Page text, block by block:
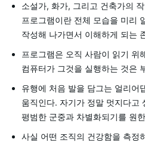
소설가, 화가, 그리고 건축가의
프로그램이란 전체 모습을 미리
작성해 나가면서 이해하게 되는
프로그램은 오직 사람이 읽기 위
컴퓨터가 그것을 실행하는 것은
유행에 처음 발을 담그는 얼리어
움직인다. 자기가 정말 멋지다고
평범한 군중과 차별화되기를 원
사실 어떤 조직의 건강함을 측정